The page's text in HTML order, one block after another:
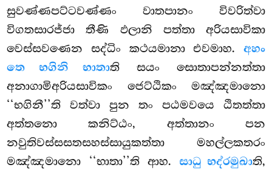
සුවණ්ණපට්ටවණ්ණං වාතපානං විවරිත්වා
විගතසාරජ්ජා තීණි ඵලානි පත්තා අරියසාවිකා
වෙස්සවණෙන සද්ධිං කථයමානා එවමාහ. අහං
තෙ භගිනි භාතාති සයං සොතාපන්නත්තා
අනාගාමිඅරියසාවිකං ජෙට්ඨිකං මඤ්ඤමානො
‘‘භගිනී’’ති වත්වා පුන තං පඨමවයෙ ඨිතත්තා
අත්තනො කනිට්ඨං, අත්තානං පන
නවුතිවස්සසතසහස්සායුකත්තා මහල්ලකතරං
මඤ්ඤමානො ‘‘භාතා’’ති ආහ.සාධු භද්රමුඛාති,